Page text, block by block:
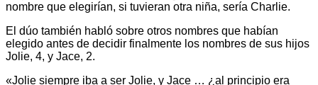
nombre que elegirían, si tuvieran otra niña, sería Charlie.
El dúo también habló sobre otros nombres que habían
elegido antes de decidir finalmente los nombres de sus hijos
Jolie, 4, y Jace, 2.
«Jolie siempre iba a ser Jolie, y Jace … ¿al principio era